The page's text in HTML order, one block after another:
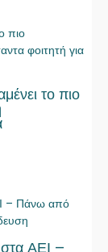
το πιο
ΑΕΙ –